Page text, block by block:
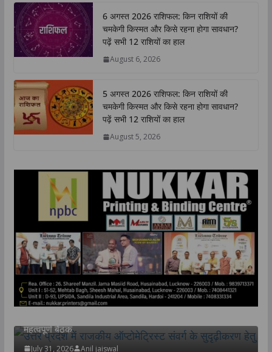
t
s
A
p
e
b
o
o
t
t
e
r
e
d
n
L
i
k
e
6 अगस्त 2026 राशिफल: किन राशियों की
चमकेगी किस्मत और किसे रहना होगा सावधान?
पढ़ें सभी 12 राशियों का हाल
August 6, 2026
5 अगस्त 2026 राशिफल: किन राशियों की
चमकेगी किस्मत और किसे रहना होगा सावधान?
पढ़ें सभी 12 राशियों का हाल
August 5, 2026
उत्तर प्रदेश राज्य लखनऊ
महत्वपूर्ण बैठक
July 31, 2026 Anil jaiswal